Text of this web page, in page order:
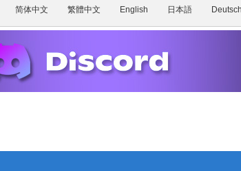
简体中文 繁體中文 English 日本語 Deutsch